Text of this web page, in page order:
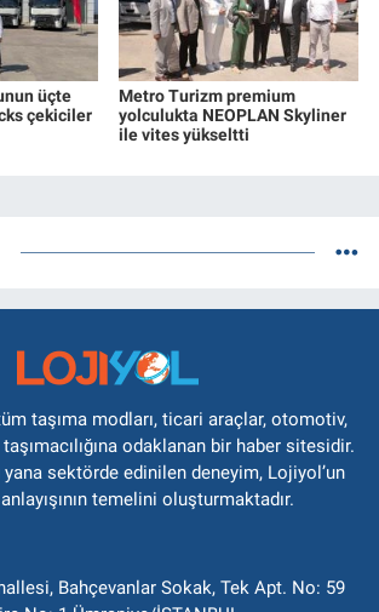
üçte
çekiciler
Metro Turizm premium
yolculukta NEOPLAN Skyliner
ile vites yükseltti
taşıma modları, ticari araçlar, otomotiv,
odaklanan bir haber sitesidir.
yana sektörde edinilen deneyim, Lojiyol’un
anlayışının temelini oluşturmaktadır.
Bahçevanlar Sokak, Tek Apt. No: 59